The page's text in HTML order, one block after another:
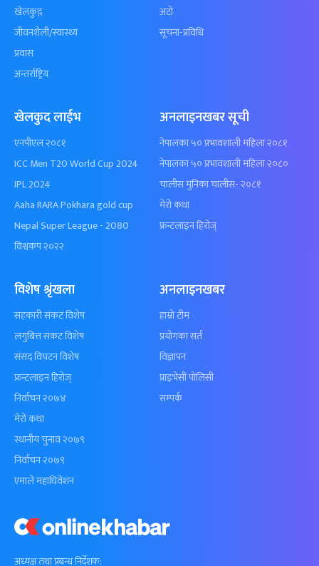
अध्यक्ष तथा प्रबन्ध निर्देशक:
खेलकुद़़
जीवनशैली/स्वास्थ्य
प्रवास
अन्तर्राष्ट्रिय
अटो
सूचना-प्रविधि
खेलकुद लाईभ
एनपीएल २०८१
ICC Men T20 World Cup 2024
IPL 2024
Aaha RARA Pokhara gold cup
Nepal Super League - 2080
विश्वकप २०२२
अनलाइनखबर सूची
नेपालका ५० प्रभावशाली महिला २०८१
नेपालका ५० प्रभावशाली महिला २०८०
चालीस मुनिका चालीस- २०८१
मेरो कथा
फ्रन्टलाइन हिरोज्
विशेष श्रृंखला
सहकारी संकट विशेष
लगुबित्त संकट विशेष
संसद विघटन विशेष
फ्रन्टलाइन हिरोज्
निर्वाचन २०७४
मेरो कथा
स्थानीय चुनाव २०७९
निर्वाचन २०७९
एमाले महाधिवेशन
अनलाइनखबर
हाम्रो टीम
प्रयोगका सर्त
विज्ञापन
प्राइभेसी पोलिसी
सम्पर्क